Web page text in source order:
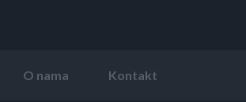
O nama Kontakt